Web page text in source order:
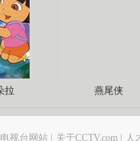
拉 燕尾侠
视台网站 | 关于CCTV.com | 人